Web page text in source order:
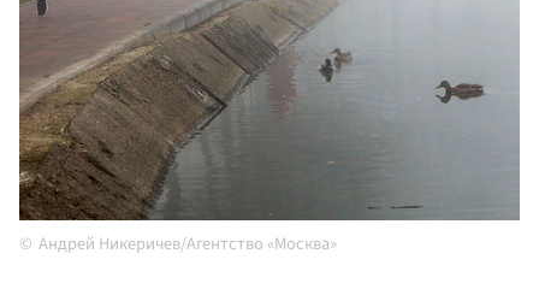
Андрей Никеричев/Агентство «Москва»